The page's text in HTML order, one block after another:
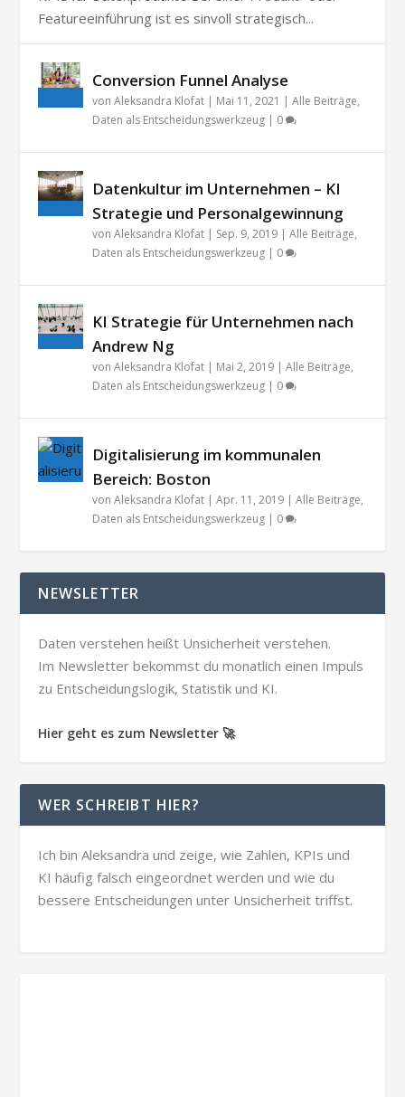
Featureeinführung ist es sinvoll strategisch...
Conversion Funnel Analyse
vonAleksandra Klofat | Mai 11, 2021 |Alle Beiträge,
Daten als Entscheidungswerkzeug | 0
Datenkultur im Unternehmen – KI
Strategie und Personalgewinnung
vonAleksandra Klofat | Sep. 9, 2019 |Alle Beiträge,
Daten als Entscheidungswerkzeug | 0
KI Strategie für Unternehmen nach
Andrew Ng
vonAleksandra Klofat | Mai 2, 2019 |Alle Beiträge,
Daten als Entscheidungswerkzeug | 0
Digitalisierung im kommunalen
Bereich: Boston
vonAleksandra Klofat |Apr. 11, 2019 |Alle Beiträge,
Daten als Entscheidungswerkzeug | 0
NEWSLETTER
Daten verstehen heißt Unsicherheit verstehen.
Im Newsletter bekommst du monatlich einen Impuls
zu Entscheidungslogik, Statistik und KI.
Hier geht es zum Newsletter 🚀
WER SCHREIBT HIER?
Ich bin Aleksandra und zeige, wie Zahlen, KPIs und
KI häufig falsch eingeordnet werden und wie du
bessere Entscheidungen unter Unsicherheit triffst.